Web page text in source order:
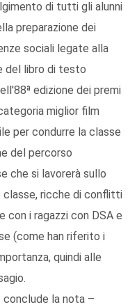
di tutti gli alunni
preparazione dei
sociali legate alla
del libro di testo
edizione dei premi
miglior film
per condurre la classe
del percorso
che si lavorerà sullo
classe, ricche di conflitti
con i ragazzi con DSA e
(come han riferito i
quindi alle
conclude la nota –